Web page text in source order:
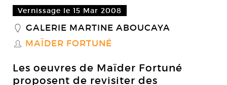
Vernissage le 15 Mar 2008
_ GALERIE MARTINE ABOUCAYA
S MAÏDER FORTUNÉ
Les oeuvres de Maïder Fortuné
proposent de revisiter des